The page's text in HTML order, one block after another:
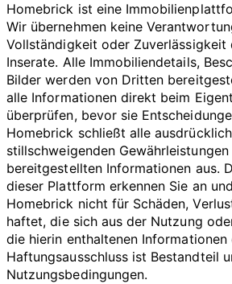
Homebrick ist eine
Wir übernehmen keine
Vollständigkeit oder Zuverlässigkeit
Inserate. Alle Immobiliendetails,
Bilder werden von Dritten
alle Informationen direkt beim
überprüfen, bevor sie
Homebrick schließt alle
stillschweigenden
bereitgestellten Informationen aus.
dieser Plattform erkennen Sie an
Homebrick nicht für Schäden,
haftet, die sich aus der Nutzung
die hierin enthaltenen Informationen
Haftungsausschluss ist Bestandteil
Nutzungsbedingungen.